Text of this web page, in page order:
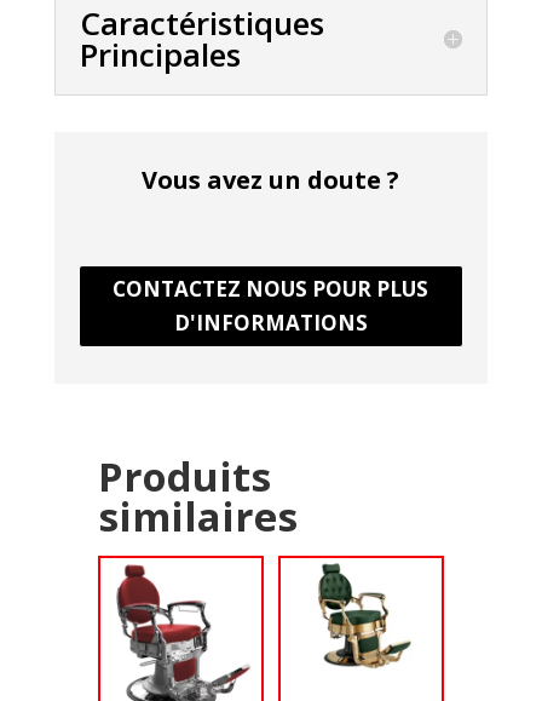
Caractéristiques
Principales
Vous avez un doute ?
CONTACTEZ NOUS POUR PLUS
D'INFORMATIONS
Produits
similaires